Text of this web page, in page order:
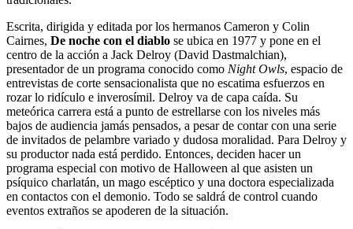
Escrita, dirigida y editada por los hermanos Cameron y Colin
Cairnes, De noche con el diablo se ubica en 1977 y pone en el
centro de la acción a Jack Delroy (David Dastmalchian),
presentador de un programa conocido como Night Owls, espacio de
entrevistas de corte sensacionalista que no escatima esfuerzos en
rozar lo ridículo e inverosímil. Delroy va de capa caída. Su
meteórica carrera está a punto de estrellarse con los niveles más
bajos de audiencia jamás pensados, a pesar de contar con una serie
de invitados de pelambre variado y dudosa moralidad. Para Delroy y
su productor nada está perdido. Entonces, deciden hacer un
programa especial con motivo de Halloween al que asisten un
psíquico charlatán, un mago escéptico y una doctora especializada
en contactos con el demonio. Todo se saldrá de control cuando
eventos extraños se apoderen de la situación.